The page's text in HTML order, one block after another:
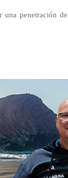
una penetración de